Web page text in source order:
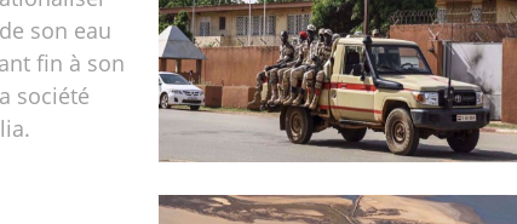
son eau
fin à son
société